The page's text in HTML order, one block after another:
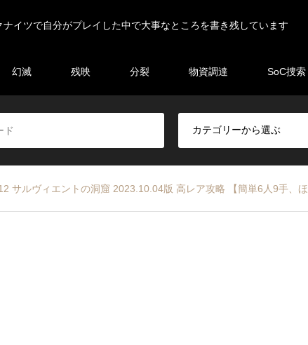
ナイツで自分がプレイした中で大事なところを書き残しています
幻滅 残映 分裂 物資調達 SoC捜索
サルヴィエントの洞窟 2023.10.04版 高レア攻略 【簡単6人9手、